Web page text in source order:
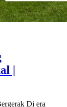
|
Di era